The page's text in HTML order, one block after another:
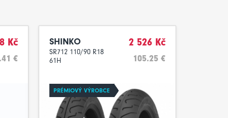
Kč
€
SHINKO
SR712 110/90 R18
61H
2 526 Kč
105.25 €
PRÉMIOVÝ VÝROBCE